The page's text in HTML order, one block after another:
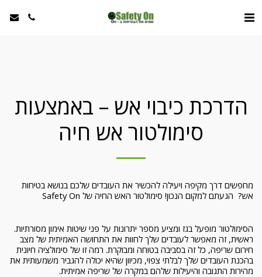
הדרכת כיבוי אש – באמצעות
סימולטור אש חיה
מחפשים דרך מקיפה ויעילה להכשיר את העובדים שלכם בנושא בטיחות
אש? הגעתם למקום הנכון! סימולטור האש החיה של Safety On
הסימולטור מופעל בגז ומציע מספר יתרונות על פני שיטות אימון מסורתיות.
ראשית, זה מאפשר לעובדים שלך לחוות את התחושה האמיתית של מצב
חירום שריפה, כל זה בסביבה בטוחה ומבוקרת. רמה זו של סימולציה חיונית
בהכנת העובדים שלך לבלתי צפוי, מכיוון שהיא יכולה להגביר משמעותית את
מהירות התגובה והיעילות שלהם במקרה של שריפה אמיתית.